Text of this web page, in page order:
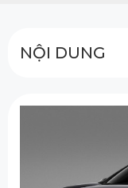
NỘI DUNG